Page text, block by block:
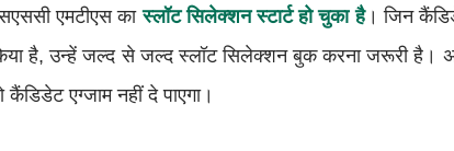
एमटीएस कास्लॉट सिलेक्शन स्टार्ट हो चुका है। जिन
है, उन्हें जल्द से जल्द स्लॉट सिलेक्शन बुक करना जरूरी है।
कैंडिडेट एग्जाम नहीं दे पाएगा।